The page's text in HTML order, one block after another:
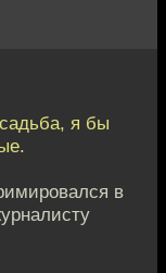
я бы
в